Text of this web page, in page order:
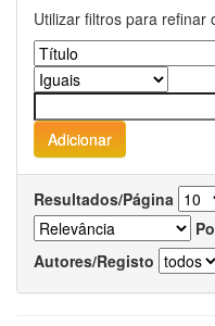
Utilizar filtros para refinar
Resultados/Página
Autores/Registo